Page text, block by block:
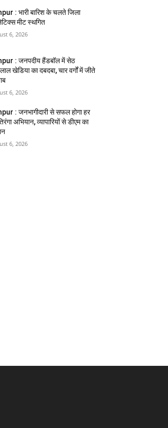
: भारी बारिश के चलते जिला
मीट स्थगित
6, 2026
: जनपदीय हैंडबॉल में सेठ
खेडिया का दबदबा, चार वर्गों में जीते
6, 2026
: जनभागीदारी से सफल होगा हर
अभियान, व्यापारियों से डीएम का
6, 2026